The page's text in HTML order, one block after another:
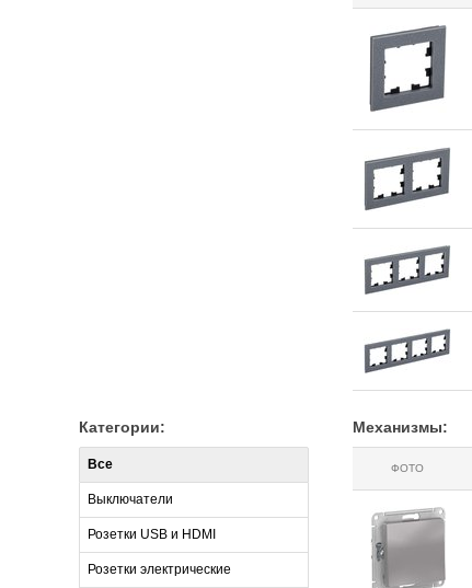
Категории:
Все
Выключатели
Розетки USB и HDMI
Розетки электрические
Механизмы:
ФОТО